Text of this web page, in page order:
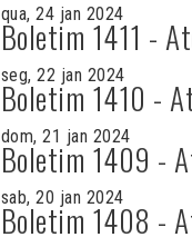
qua, 24 jan 2024
Boletim 1411 -
seg, 22 jan 2024
Boletim 1410 -
dom, 21 jan 2024
Boletim 1409 -
sab, 20 jan 2024
Boletim 1408 -